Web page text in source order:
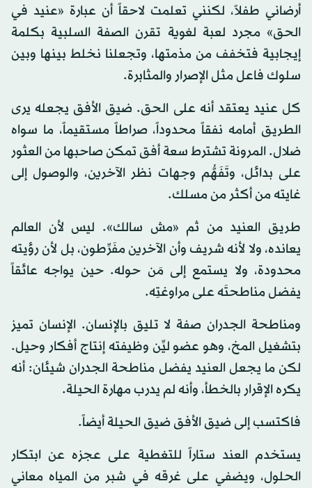
أرضاني طفلاً، لكنني تعلمت لاحقاً أن عبارة «عنيد في
الحق» مجرد لعبة لغوية تقرن الصفة السلبية بكلمة
إيجابية فتخفف من مذمتها، وتجعلنا نخلط بينها وبين
سلوك فاعل مثل الإصرار والمثابرة.
كل عنيد يعتقد أنه على الحق. ضيق الأفق يجعله يرى
الطريق أمامه نفقاً محدوداً، صراطاً مستقيماً، ما سواه
ضلال. المرونة تشترط سعة أفق تمكن صاحبها من العثور
على بدائل، وتَفَهُّم وجهات نظر الآخرين، والوصول إلى
غايته من أكثر من مسلك.
طريق العنيد من ثم «مش سالك». ليس لأن العالم
يعانده، ولا لأنه شريف وأن الآخرين مفَرِّطون، بل لأن رؤيته
محدودة، ولا يستمع إلى مَن حوله. حين يواجه عائقاً
يفضل مناطحتَه على مراوغتِه.
ومناطحة الجدران صفة لا تليق بالإنسان. الإنسان تميز
بتشغيل المخ، وهو عضو ليِّن وظيفته إنتاج أفكار وحيل.
لكن ما يجعل العنيد يفضل مناطحة الجدران شيئان: أنه
يكره الإقرار بالخطأ، وأنه لم يدرب مهارة الحيلة.
فاكتسب إلى ضيق الأفق ضيق الحيلة أيضاً.
يستخدم العند ستاراً للتغطية على عجزه عن ابتكار
الحلول، ويضفي على غرقه في شبر من المياه معاني